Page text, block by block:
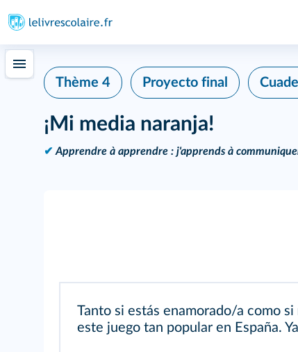
Thème 4 Proyecto final
¡Mi media naranja!
✔ Apprendre à apprendre : j'apprends à
Tanto si estás enamorado/a como
este juego tan popular en España.